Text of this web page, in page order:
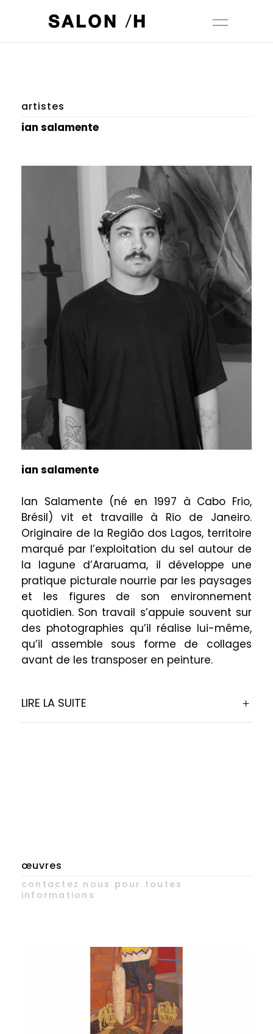
artistes
ian salamente
ian salamente
Ian Salamente (né en 1997 à Cabo Frio,
Brésil) vit et travaille à Rio de Janeiro.
Originaire de la Região dos Lagos, territoire
marqué par l’exploitation du sel autour de
la lagune d’Araruama, il développe une
pratique picturale nourrie par les paysages
et les figures de son environnement
quotidien. Son travail s’appuie souvent sur
des photographies qu’il réalise lui-même,
qu’il assemble sous forme de collages
avant de les transposer en peinture.
LIRE LA SUITE
œuvres
contactez nous pour toutes
informations